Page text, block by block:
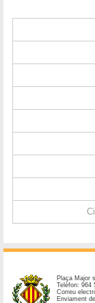
Plaça Major
Telèfon: 964
Correu
Enviament